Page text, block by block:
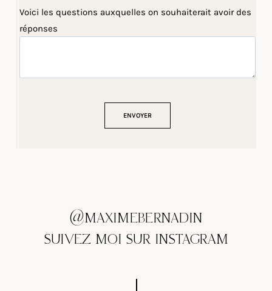
Voici les questions auxquelles on souhaiterait avoir des
réponses
@MAXIMEBERNADIN
SUIVEZ MOI SUR INSTAGRAM